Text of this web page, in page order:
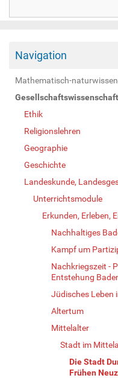
Navigation
Mathematisch-
Ethik
Religionslehren
Geographie
Geschichte
Landeskunde,
Unterrichtsmodule
Erkunden, Erleben,
Nachhaltiges
Kampf um
Nachkriegszeit -
Entstehung
Jüdisches Leben
Altertum
Mittelalter
Stadt im
Die Stadt
Frühen